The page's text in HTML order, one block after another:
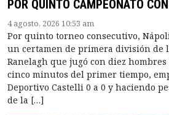
POR QUINTO CAMPEONATO
4 agosto, 2026 10:53 am
Por quinto torneo consecutivo,
un certamen de primera división de
Ranelagh que jugó con diez
cinco minutos del primer tiempo,
Deportivo Castelli 0 a 0 y haciendo
de la […]